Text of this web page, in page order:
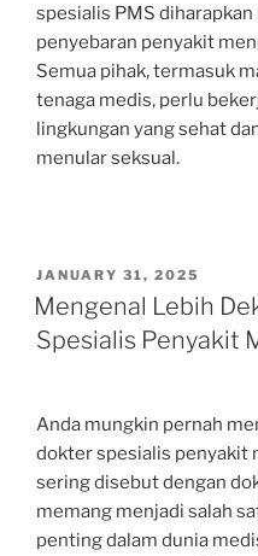
spesialis PMS
penyebaran penyakit
Semua pihak, termasuk
tenaga medis, perlu
lingkungan yang sehat
menular seksual.
POSTED
ON
JANUARY 31, 2025
Mengenal Lebih
Spesialis Penyakit
Anda mungkin pernah
dokter spesialis penyakit
sering disebut dengan
memang menjadi salah
penting dalam dunia